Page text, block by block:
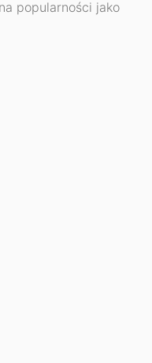
popularności jako